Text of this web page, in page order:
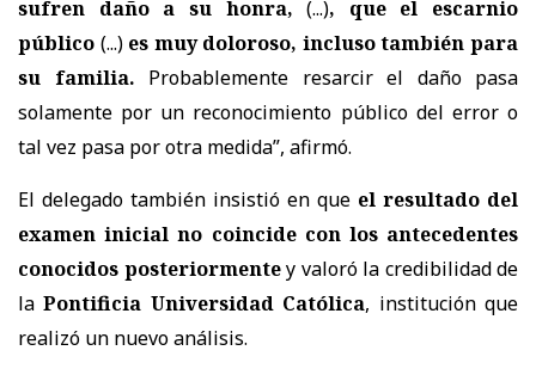
sufren daño a su honra,(...), que el escarnio
público (...)es muy doloroso, incluso también para
su familia. Probablemente resarcir el daño pasa
solamente por un reconocimiento público del error o
tal vez pasa por otra medida”, afirmó.
El delegado también insistió en que el resultado del
examen inicial no coincide con los antecedentes
conocidos posteriormentey valoró la credibilidad de
laPontificia Universidad Católica, institución que
realizó un nuevo análisis.